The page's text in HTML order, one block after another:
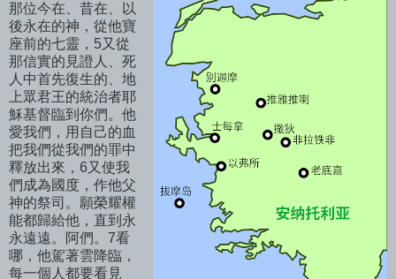
那位今在、昔在、以
後永在的神，從他寶
座前的七靈，5又從
那信實的見證人、死
人中首先復生的、地
上眾君王的統治者耶
穌基督臨到你們。他
愛我們，用自己的血
把我們從我們的罪中
釋放出來，6又使我
們成為國度，作他父
神的祭司。願榮耀權
能都歸給他，直到永
永遠遠。阿們。7看
哪，他駕著雲降臨，
每一個人都要看見